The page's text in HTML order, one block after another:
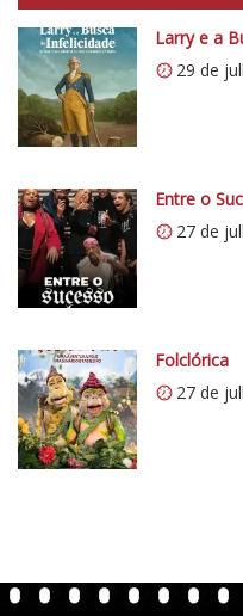
p
s
:
/
/
0
.
w
p
.
c
o
m
/
v
n
Larry e a
29 de
Entre o
27 de
Folclórica
27 de